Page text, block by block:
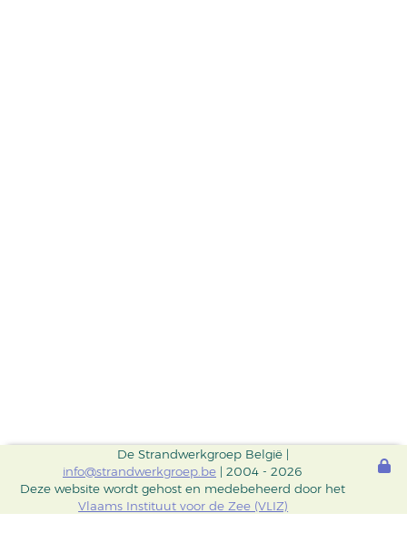
De Strandwerkgroep België |
info@strandwerkgroep.be | 2004 - 2026
Deze website wordt gehost en medebeheerd door het
Vlaams Instituut voor de Zee (VLIZ)